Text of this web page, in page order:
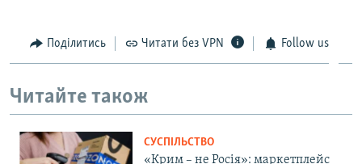
Поділитись Читати без VPN Follow us
Читайте також
СУСПІЛЬСТВО
«Крим – не Росія»: маркетплейс